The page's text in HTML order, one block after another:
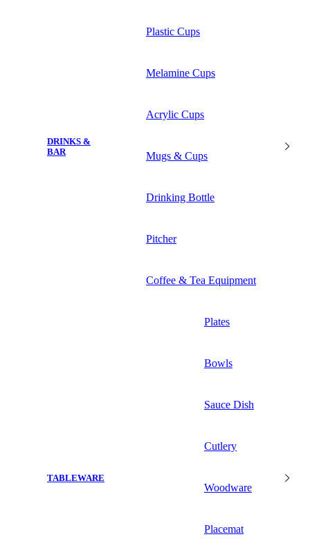
DRINKS &
BAR
Plastic Cups
Melamine Cups
Acrylic Cups
Mugs & Cups
Drinking Bottle
Pitcher
Coffee & Tea Equipment
TABLEWARE
Plates
Bowls
Sauce Dish
Cutlery
Woodware
Placemat